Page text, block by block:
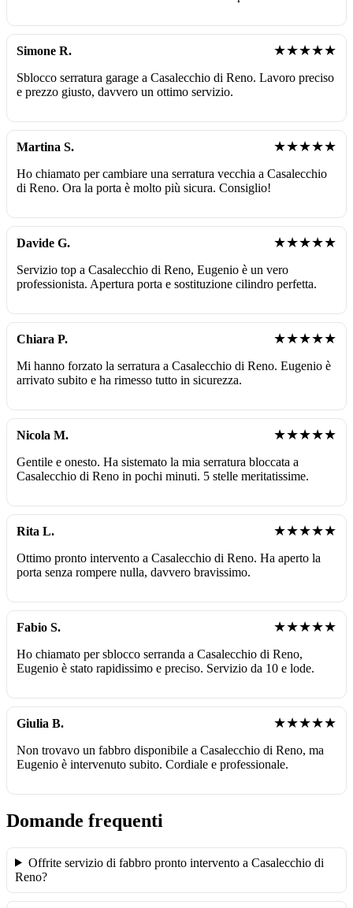
Simone R. ★★★★★
Sblocco serratura garage a Casalecchio di Reno. Lavoro preciso
e prezzo giusto, davvero un ottimo servizio.
Martina S. ★★★★★
Ho chiamato per cambiare una serratura vecchia a Casalecchio
di Reno. Ora la porta è molto più sicura. Consiglio!
Davide G. ★★★★★
Servizio top a Casalecchio di Reno, Eugenio è un vero
professionista. Apertura porta e sostituzione cilindro perfetta.
Chiara P. ★★★★★
Mi hanno forzato la serratura a Casalecchio di Reno. Eugenio è
arrivato subito e ha rimesso tutto in sicurezza.
Nicola M. ★★★★★
Gentile e onesto. Ha sistemato la mia serratura bloccata a
Casalecchio di Reno in pochi minuti. 5 stelle meritatissime.
Rita L. ★★★★★
Ottimo pronto intervento a Casalecchio di Reno. Ha aperto la
porta senza rompere nulla, davvero bravissimo.
Fabio S. ★★★★★
Ho chiamato per sblocco serranda a Casalecchio di Reno,
Eugenio è stato rapidissimo e preciso. Servizio da 10 e lode.
Giulia B. ★★★★★
Non trovavo un fabbro disponibile a Casalecchio di Reno, ma
Eugenio è intervenuto subito. Cordiale e professionale.
Domande frequenti
Offrite servizio di fabbro pronto intervento a Casalecchio di
Reno?